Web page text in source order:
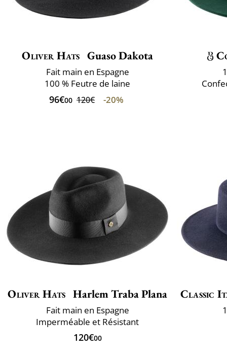
Oliver Hats Guaso Dakota
Fait main en Espagne
100 % Feutre de laine
96€00 120€ -20%
Oliver Hats Harlem Traba Plana
Fait main en Espagne
Imperméable et Résistant
120€00
Classic